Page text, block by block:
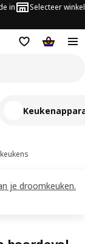
in Selecteer winkel
Log in
je droomkeuken.